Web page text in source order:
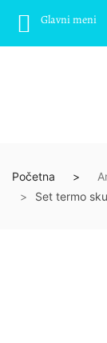
Početna
Set termo
Glavni meni